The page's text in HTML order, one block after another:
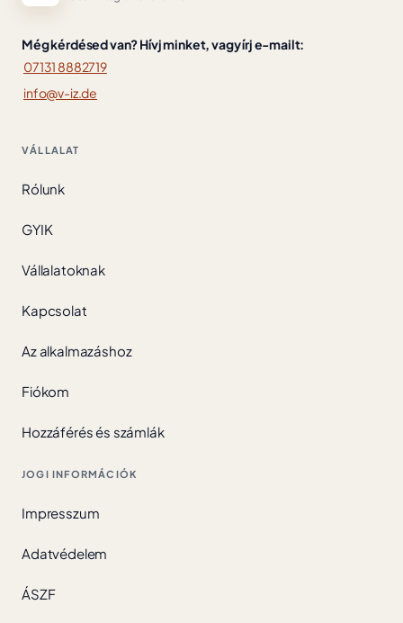
Még kérdésed van? Hívj minket, vagy írj e-mailt:
07131 8882719
info@v-iz.de
VÁLLALAT
Rólunk
GYIK
Vállalatoknak
Kapcsolat
Az alkalmazáshoz
Fiókom
Hozzáférés és számlák
JOGI INFORMÁCIÓK
Impresszum
Adatvédelem
ÁSZF